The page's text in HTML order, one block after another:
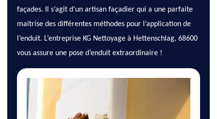
façades. Il s’agit d’un artisan façadier qui a une parfaite
maitrise des différentes méthodes pour l’application de
l’enduit. L’entreprise KG Nettoyage à Hettenschlag, 68600
vous assure une pose d’enduit extraordinaire !